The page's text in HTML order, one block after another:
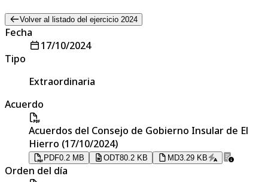
Volver al listado del ejercicio 2024
Fecha
17/10/2024
Tipo
Extraordinaria
Acuerdo
Acuerdos del Consejo de Gobierno Insular de El
Hierro (17/10/2024)
PDF0.2 MB ODT80.2 KB MD3.29 KB
Orden del día